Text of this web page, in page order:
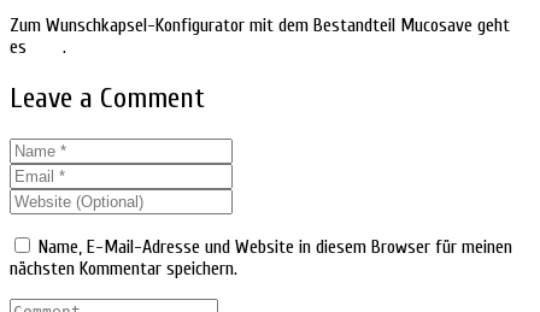
Zum Wunschkapsel-Konfigurator mit dem Bestandteil Mucosave geht
es
.
Leave a Comment
Name, E-Mail-Adresse und Website in diesem Browser für meinen
nächsten Kommentar speichern.